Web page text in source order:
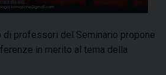
di professori del Seminario propone
in merito al tema della